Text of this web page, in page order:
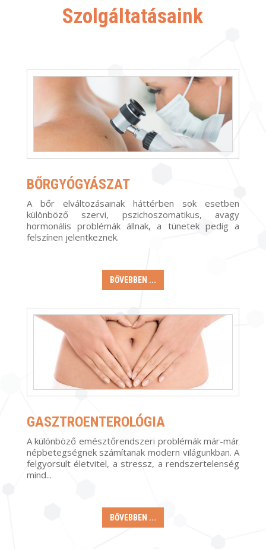
Szolgáltatásaink
BŐRGYÓGYÁSZAT
A bőr elváltozásainak háttérben sok esetben
különböző szervi, pszichoszomatikus, avagy
hormonális problémák állnak, a tünetek pedig a
felszínen jelentkeznek.
BŐVEBBEN ...
GASZTROENTEROLÓGIA
Akülönböző emésztőrendszeri problémák már-már
népbetegségnek számítanak modern világunkban. A
felgyorsult életvitel, a stressz, a rendszertelenség
mind...
BŐVEBBEN ...